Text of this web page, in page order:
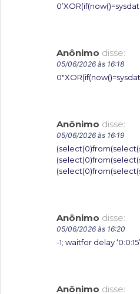
Anônimo disse:
05/06/2026 às 16:18
Anônimo disse:
05/06/2026 às 16:19
Anônimo disse:
05/06/2026 às 16:20
-1; waitfor delay
Anônimo disse: